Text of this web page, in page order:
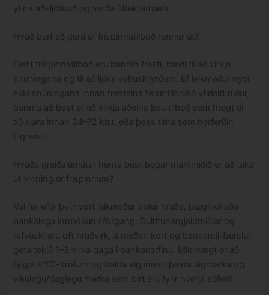
yfir á aðaljöfnuð og verða úttektarhæfir.
Hvað þarf að gera ef fríspinnatilboð rennur út?
Flest fríspinnatilboð eru bundin fresti, bæði til að virkja
snúningana og til að ljúka veltuskilyrðum. Ef leikmaður nýtir
ekki snúningana innan frestsins fellur tilboðið yfirleitt niður,
þannig að best er að virkja aðeins þau tilboð sem hægt er
að klára innan 24–72 klst. eða þess tíma sem herferðin
tilgreinir.
Hvaða greiðslumátar henta best þegar markmiðið er að taka
út vinning úr fríspinnum?
Val fer eftir því hvort leikmaður setur hraða, þægindi eða
bankalega innbókun í forgang. Dulritunargjaldmiðlar og
rafveski eru oft hraðvirk, á meðan kort og bankamillifærslur
geta tekið 1–3 virka daga í bankakerfinu. Mikilvægt er að
fylgja KYC-kröfum og halda sig innan þeirra lágmarka og
vikulegu/daglegu marka sem birt eru fyrir hverja aðferð.